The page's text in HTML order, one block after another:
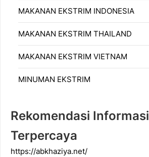
MAKANAN EKSTRIM INDONESIA
MAKANAN EKSTRIM THAILAND
MAKANAN EKSTRIM VIETNAM
MINUMAN EKSTRIM
Rekomendasi Informasi
Terpercaya
https://abkhaziya.net/